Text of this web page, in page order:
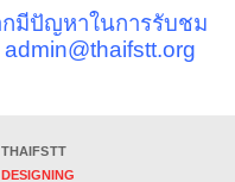
มีปัญหาในการรับชม
admin@thaifstt.org